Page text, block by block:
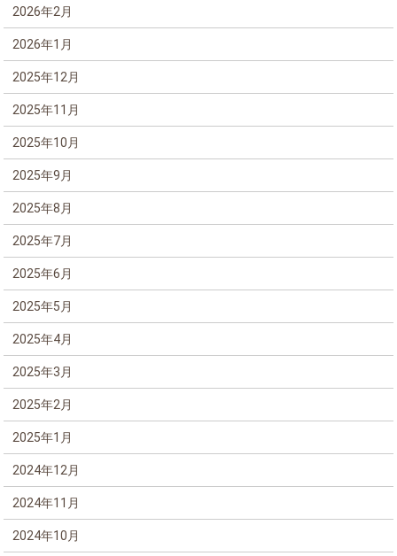
2026年2月
2026年1月
2025年12月
2025年11月
2025年10月
2025年9月
2025年8月
2025年7月
2025年6月
2025年5月
2025年4月
2025年3月
2025年2月
2025年1月
2024年12月
2024年11月
2024年10月